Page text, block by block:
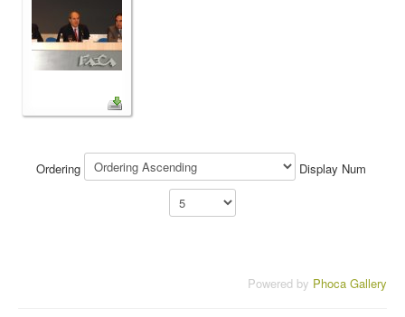
Ordering Display Num
Powered by Phoca Gallery